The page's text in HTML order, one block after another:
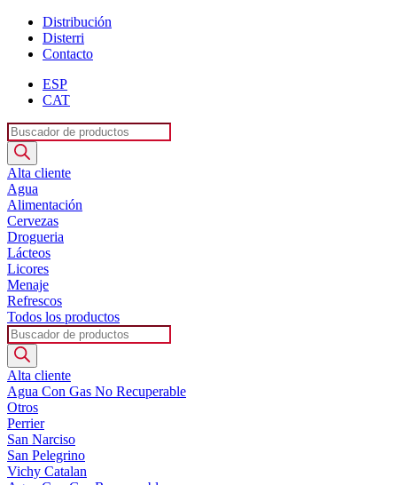
Distribución
Disterri
Contacto
ESP
CAT
Búsqueda
de
productos
Alta cliente
Agua
Alimentación
Cervezas
Drogueria
Lácteos
Licores
Menaje
Refrescos
Todos los productos
Búsqueda
de
productos
Alta cliente
Agua Con Gas No Recuperable
Otros
Perrier
San Narciso
San Pelegrino
Vichy Catalan